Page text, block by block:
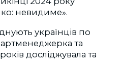
невидиме».
українців по
та
досліджувала та